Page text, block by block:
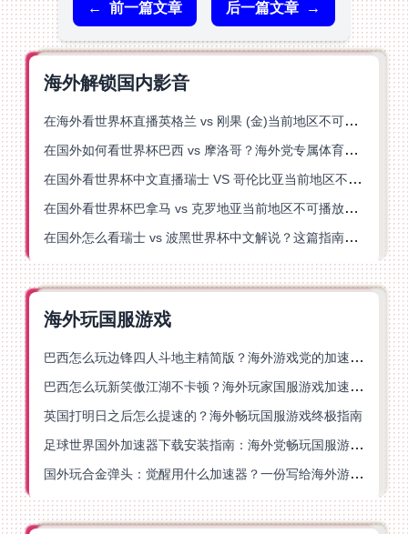
← 前一篇文章 后一篇文章 →
海外解锁国内影音
在海外看世界杯直播英格兰 vs 刚果 (金)当前地区不可播放？这篇指南帮你突破所有限制
在国外如何看世界杯巴西 vs 摩洛哥？海外党专属体育观赛指南来了
在国外看世界杯中文直播瑞士 VS 哥伦比亚当前地区不可播放？这篇指南帮你搞定
在国外看世界杯巴拿马 vs 克罗地亚当前地区不可播放？这篇指南帮你轻松解决海外体育直播难题
在国外怎么看瑞士 vs 波黑世界杯中文解说？这篇指南帮你搞定所有地区限制问题
海外玩国服游戏
巴西怎么玩边锋四人斗地主精简版？海外游戏党的加速器终极选择
巴西怎么玩新笑傲江湖不卡顿？海外玩家国服游戏加速终极指南（附猫和老鼠一梦江湖实测）
英国打明日之后怎么提速的？海外畅玩国服游戏终极指南
足球世界国外加速器下载安装指南：海外党畅玩国服游戏的终极解决方案
国外玩合金弹头：觉醒用什么加速器？一份写给海外游子的畅玩指南